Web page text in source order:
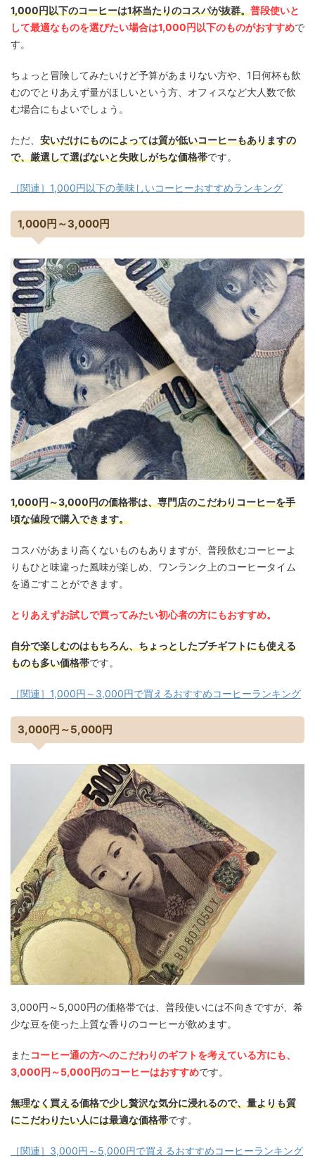
1,000円以下のコーヒーは1杯当たりのコスパが抜群。普段使いと
して最適なものを選びたい場合は1,000円以下のものがおすすめで
す。
ちょっと冒険してみたいけど予算があまりない方や、1日何杯も飲
むのでとりあえず量がほしいという方、オフィスなど大人数で飲
む場合にもよいでしょう。
ただ、 安いだけにものによっては質が低いコーヒーもありますの
で、厳選して選ばないと失敗しがちな価格帯です。
［関連］1,000円以下の美味しいコーヒーおすすめランキング
1,000円～3,000円
1,000円～3,000円の価格帯は、専門店のこだわりコーヒーを手
頃な値段で購入できます。
コスパがあまり高くないものもありますが、普段飲むコーヒーよ
りもひと味違った風味が楽しめ、ワンランク上のコーヒータイム
を過ごすことができます。
とりあえずお試しで買ってみたい初心者の方にもおすすめ。
自分で楽しむのはもちろん、ちょっとしたプチギフトにも使える
ものも多い価格帯です。
［関連］1,000円～3,000円で買えるおすすめコーヒーランキング
3,000円～5,000円
3,000円～5,000円の価格帯では、普段使いには不向きですが、希
少な豆を使った上質な香りのコーヒーが飲めます。
また コーヒー通の方へのこだわりのギフトを考えている方にも、
3,000円～5,000円のコーヒーはおすすめです。
無理なく買える価格で少し贅沢な気分に浸れるので、量よりも質
にこだわりたい人には最適な価格帯です。
［関連］3,000円～5,000円で買えるおすすめコーヒーランキング